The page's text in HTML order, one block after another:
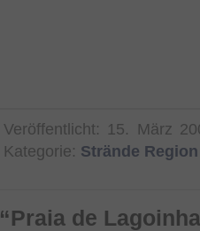
Veröffentlicht: 15. März
Kategorie: Strände
“Praia de